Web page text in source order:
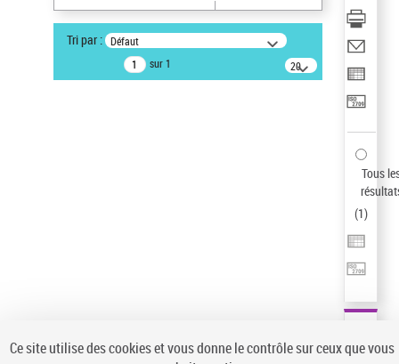
ne s'applique pas
Sauvegarder votre recherche
Tri par : Défaut
sur 1
20
résultats/page
Tous
(1)
Ce site utilise des cookies et vous donne le contrôle sur ceux que vous